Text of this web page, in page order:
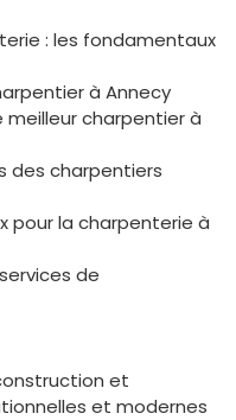
: les fondamentaux
à Annecy
charpentier à
des charpentiers
pour la charpenterie à
de
et
et modernes